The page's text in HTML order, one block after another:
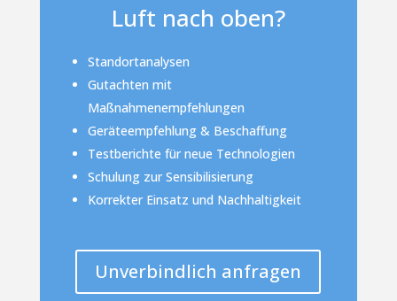
Luft nach oben?
Standortanalysen
Gutachten mit
Maßnahmenempfehlungen
Geräteempfehlung & Beschaffung
Testberichte für neue Technologien
Schulung zur Sensibilisierung
Korrekter Einsatz und Nachhaltigkeit
Unverbindlich anfragen